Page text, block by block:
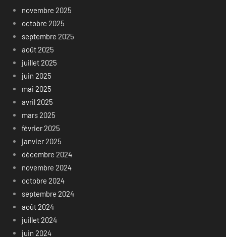
novembre 2025
octobre 2025
septembre 2025
août 2025
juillet 2025
juin 2025
mai 2025
avril 2025
mars 2025
février 2025
janvier 2025
décembre 2024
novembre 2024
octobre 2024
septembre 2024
août 2024
juillet 2024
juin 2024